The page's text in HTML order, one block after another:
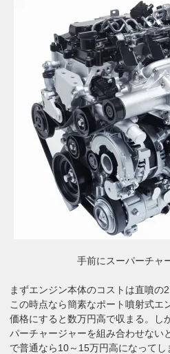
手前にスーパーチャ
まずエンジン本体のコストは直噴の
この時点なら簡素なポート噴射式エ
価格にすると数万円高で収まる。し
パーチャージャーを組み合わせない
で普通なら10～15万円高になって